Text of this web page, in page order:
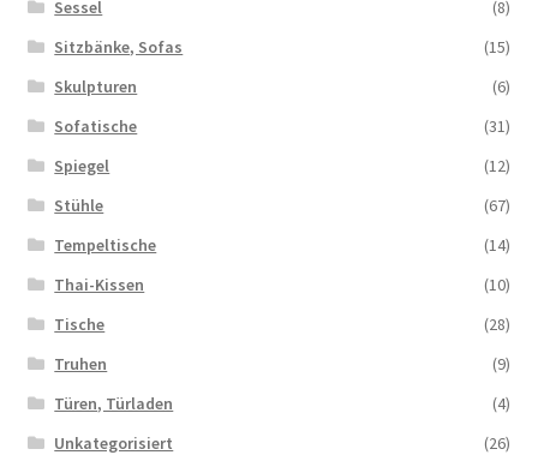
Sessel
(8)
Sitzbänke, Sofas
(15)
Skulpturen
(6)
Sofatische
(31)
Spiegel
(12)
Stühle
(67)
Tempeltische
(14)
Thai-Kissen
(10)
Tische
(28)
Truhen
(9)
Türen, Türladen
(4)
Unkategorisiert
(26)